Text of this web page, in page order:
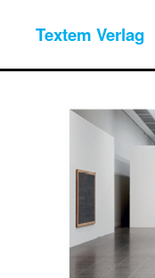
Textem Verlag